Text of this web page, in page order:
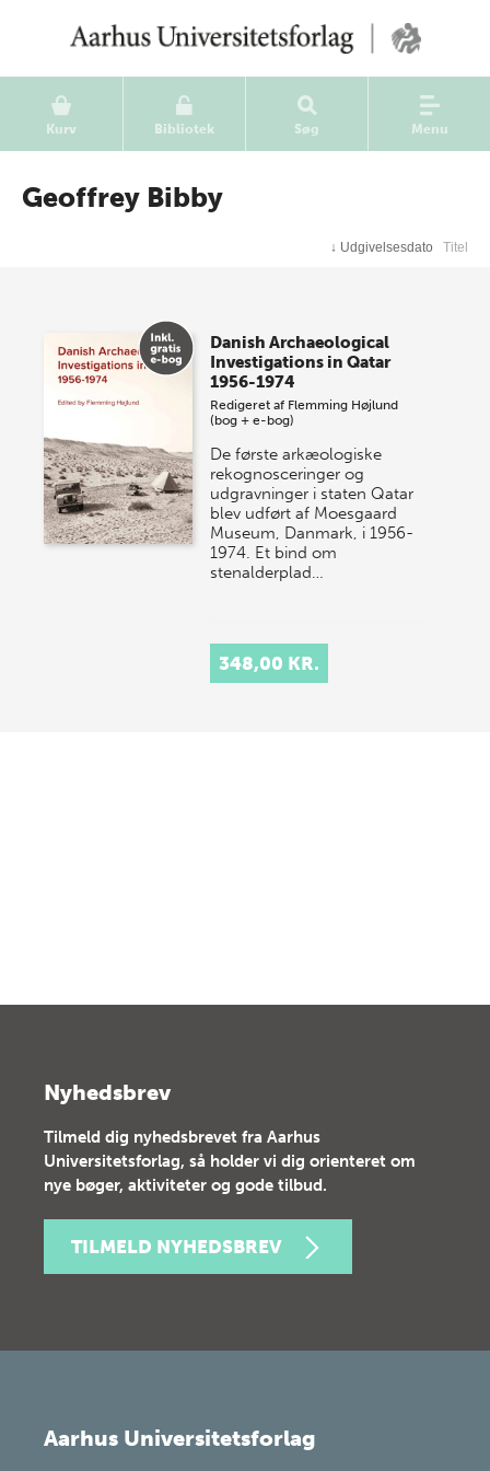
Kurv Bibliotek Søg Menu
Geoffrey Bibby
↓ Udgivelsesdato Titel
Danish Archaeological
Investigations in Qatar
1956-1974
Redigeret af Flemming Højlund
(bog + e-bog)
De første arkæologiske
rekognosceringer og
udgravninger i staten Qatar
blev udført af Moesgaard
Museum, Danmark, i 1956-
1974. Et bind om
stenalderplad…
348,00 KR.
Nyhedsbrev
Tilmeld dig nyhedsbrevet fra Aarhus
Universitetsforlag, så holder vi dig orienteret om
nye bøger, aktiviteter og gode tilbud.
TILMELD NYHEDSBREV
Aarhus Universitetsforlag